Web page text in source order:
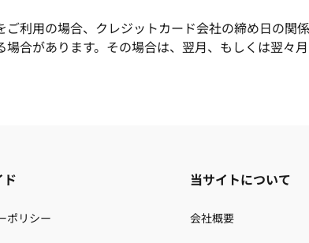
ご利用の場合、クレジットカード会社の締め日の関
場合があります。その場合は、翌月、もしくは翌々
ド
ポリシー
当サイトについて
会社概要